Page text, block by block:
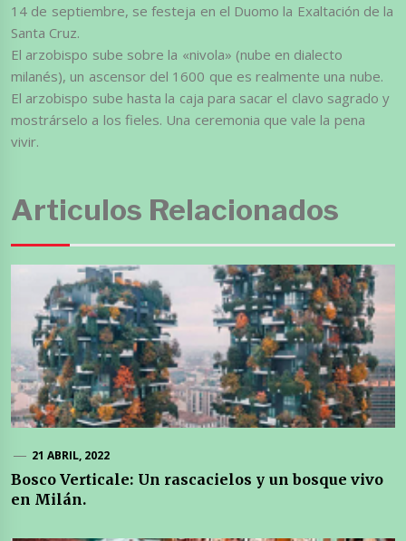
14 de septiembre, se festeja en el Duomo la Exaltación de la
Santa Cruz.
El arzobispo sube sobre la «nivola» (nube en dialecto
milanés), un ascensor del 1600 que es realmente una nube.
El arzobispo sube hasta la caja para sacar el clavo sagrado y
mostrárselo a los fieles. Una ceremonia que vale la pena
vivir.
Articulos Relacionados
21 ABRIL, 2022
Bosco Verticale: Un rascacielos y un bosque vivo
en Milán.